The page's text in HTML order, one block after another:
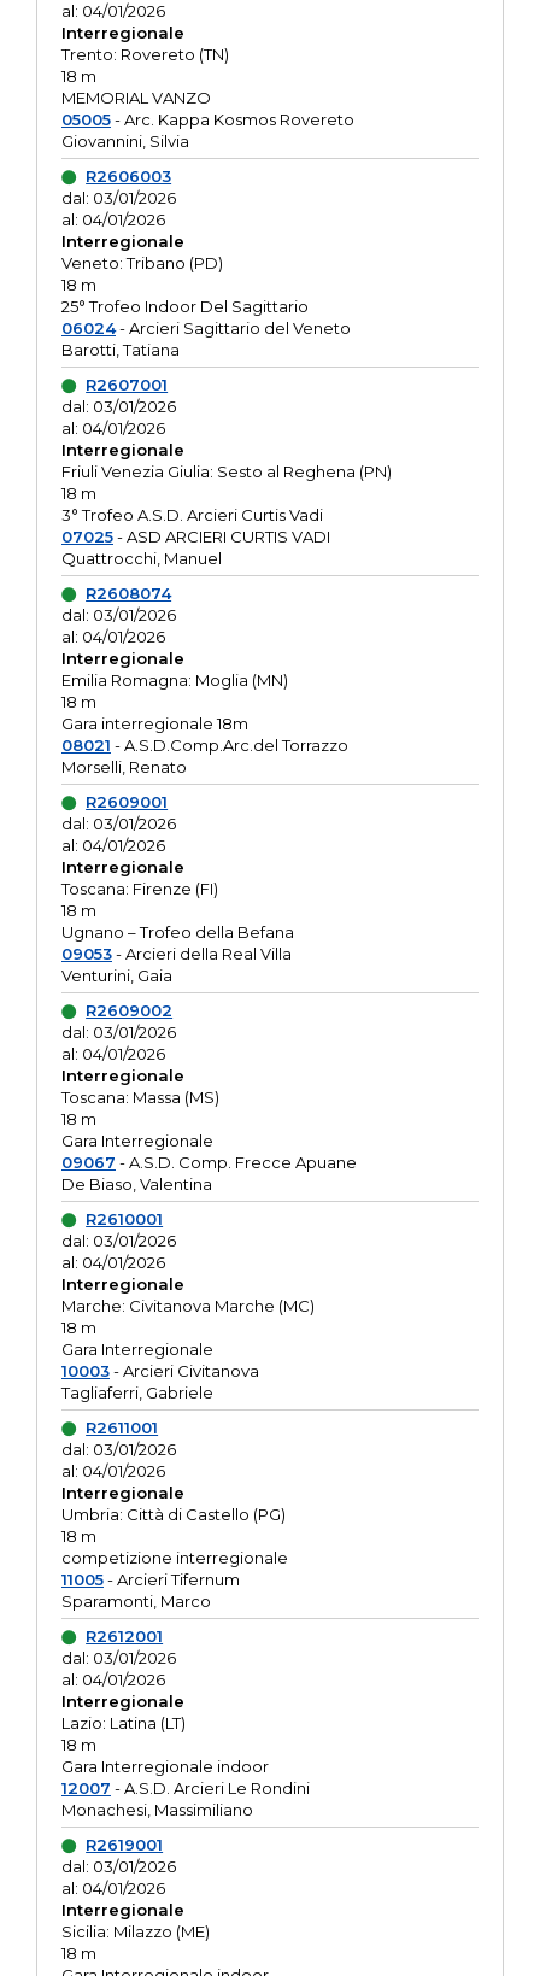
al: 04/01/2026
Interregionale
Trento: Rovereto (TN)
18 m
MEMORIAL VANZO
05005- Arc. Kappa Kosmos Rovereto
Giovannini, Silvia
R2606003
dal: 03/01/2026
al: 04/01/2026
Interregionale
Veneto: Tribano (PD)
18 m
25° Trofeo Indoor Del Sagittario
06024- Arcieri Sagittario del Veneto
Barotti, Tatiana
R2607001
dal: 03/01/2026
al: 04/01/2026
Interregionale
Friuli Venezia Giulia: Sesto al Reghena (PN)
18 m
3° Trofeo A.S.D. Arcieri Curtis Vadi
07025- ASD ARCIERI CURTIS VADI
Quattrocchi, Manuel
R2608074
dal: 03/01/2026
al: 04/01/2026
Interregionale
Emilia Romagna: Moglia (MN)
18 m
Gara interregionale 18m
08021 - A.S.D.Comp.Arc.del Torrazzo
Morselli, Renato
R2609001
dal: 03/01/2026
al: 04/01/2026
Interregionale
Toscana: Firenze (FI)
18 m
Ugnano – Trofeo della Befana
09053- Arcieri della Real Villa
Venturini, Gaia
R2609002
dal: 03/01/2026
al: 04/01/2026
Interregionale
Toscana: Massa (MS)
18 m
Gara Interregionale
09067 - A.S.D. Comp. Frecce Apuane
De Biaso, Valentina
R2610001
dal: 03/01/2026
al: 04/01/2026
Interregionale
Marche: Civitanova Marche (MC)
18 m
Gara Interregionale
10003- Arcieri Civitanova
Tagliaferri, Gabriele
R2611001
dal: 03/01/2026
al: 04/01/2026
Interregionale
Umbria: Città di Castello (PG)
18 m
competizione interregionale
11005- Arcieri Tifernum
Sparamonti, Marco
R2612001
dal: 03/01/2026
al: 04/01/2026
Interregionale
Lazio: Latina (LT)
18 m
Gara Interregionale indoor
12007 - A.S.D. Arcieri Le Rondini
Monachesi, Massimiliano
R2619001
dal: 03/01/2026
al: 04/01/2026
Interregionale
Sicilia: Milazzo (ME)
18 m